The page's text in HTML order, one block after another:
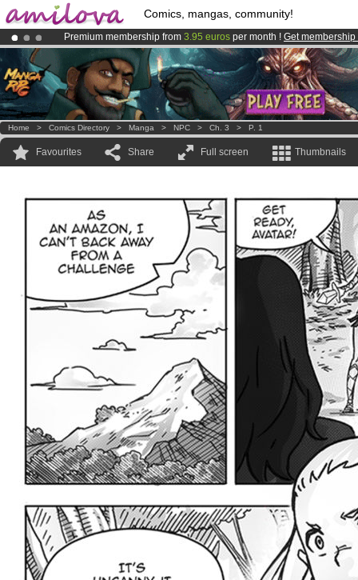
Comics, mangas, community!
Premium membership from 3.95 euros per month ! Get membership
AmilovaKickstarter is now LIVE!.
Already 100000membersand 1000 comics & mangas!.
Home > Comics Directory > Manga > NPC > Ch. 3 > P. 1
Favourites Share Full screen Thumbnails